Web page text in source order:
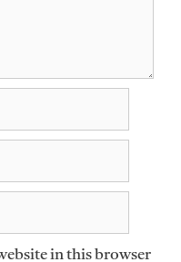
in this browser